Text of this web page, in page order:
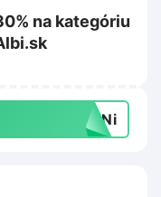
na kategóriu
K1Ni